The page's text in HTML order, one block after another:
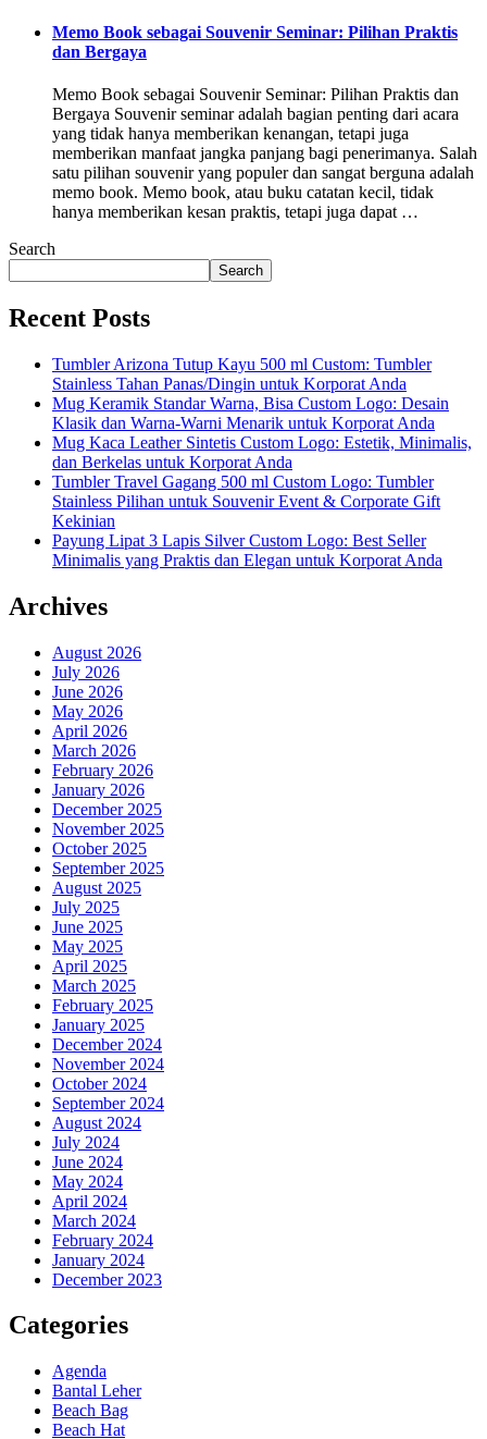
Memo Book sebagai Souvenir Seminar: Pilihan Praktis
dan Bergaya
Memo Book sebagai Souvenir Seminar: Pilihan Praktis dan
Bergaya Souvenir seminar adalah bagian penting dari acara
yang tidak hanya memberikan kenangan, tetapi juga
memberikan manfaat jangka panjang bagi penerimanya. Salah
satu pilihan souvenir yang populer dan sangat berguna adalah
memo book. Memo book, atau buku catatan kecil, tidak
hanya memberikan kesan praktis, tetapi juga dapat …
Search
Search
Recent Posts
Tumbler Arizona Tutup Kayu 500 ml Custom: Tumbler
Stainless Tahan Panas/Dingin untuk Korporat Anda
Mug Keramik Standar Warna, Bisa Custom Logo: Desain
Klasik dan Warna-Warni Menarik untuk Korporat Anda
Mug Kaca Leather Sintetis Custom Logo: Estetik, Minimalis,
dan Berkelas untuk Korporat Anda
Tumbler Travel Gagang 500 ml Custom Logo: Tumbler
Stainless Pilihan untuk Souvenir Event & Corporate Gift
Kekinian
Payung Lipat 3 Lapis Silver Custom Logo: Best Seller
Minimalis yang Praktis dan Elegan untuk Korporat Anda
Archives
August 2026
July 2026
June 2026
May 2026
April 2026
March 2026
February 2026
January 2026
December 2025
November 2025
October 2025
September 2025
August 2025
July 2025
June 2025
May 2025
April 2025
March 2025
February 2025
January 2025
December 2024
November 2024
October 2024
September 2024
August 2024
July 2024
June 2024
May 2024
April 2024
March 2024
February 2024
January 2024
December 2023
Categories
Agenda
Bantal Leher
Beach Bag
Beach Hat